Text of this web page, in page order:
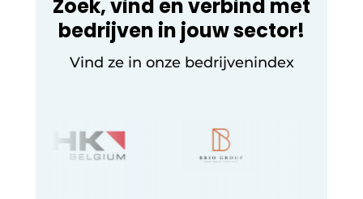
Zoek, vind en verbind met
bedrijven in jouw sector!
Vind ze in onze bedrijvenindex